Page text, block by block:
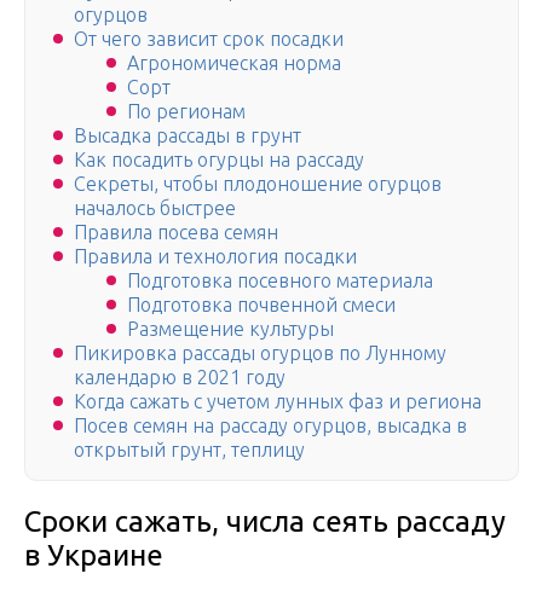
огурцов
От чего зависит срок посадки
Агрономическая норма
Сорт
По регионам
Высадка рассады в грунт
Как посадить огурцы на рассаду
Секреты, чтобы плодоношение огурцов
началось быстрее
Правила посева семян
Правила и технология посадки
Подготовка посевного материала
Подготовка почвенной смеси
Размещение культуры
Пикировка рассады огурцов по Лунному
календарю в 2021 году
Когда сажать с учетом лунных фаз и региона
Посев семян на рассаду огурцов, высадка в
открытый грунт, теплицу
Сроки сажать, числа сеять рассаду
в Украине